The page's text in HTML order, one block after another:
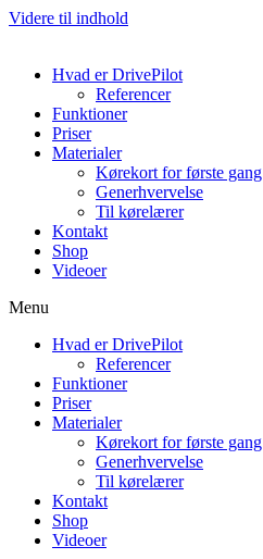
Videre til indhold
Hvad er DrivePilot
Referencer
Funktioner
Priser
Materialer
Kørekort for første gang
Generhvervelse
Til kørelærer
Kontakt
Shop
Videoer
Menu
Hvad er DrivePilot
Referencer
Funktioner
Priser
Materialer
Kørekort for første gang
Generhvervelse
Til kørelærer
Kontakt
Shop
Videoer